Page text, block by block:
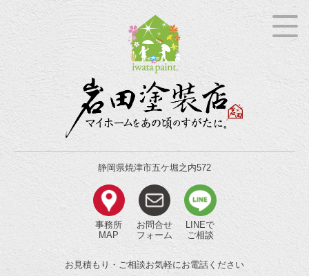
静岡県焼津市五ケ堀之内572
事務所
MAP
お問合せ
フォーム
LINEで
ご相談
お見積もり・ご相談お気軽にお電話ください